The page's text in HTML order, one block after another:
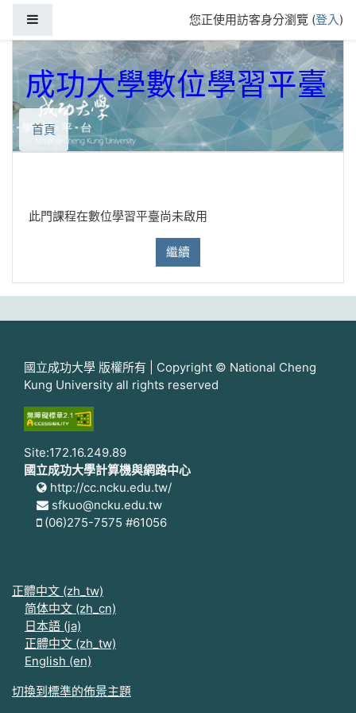
您正使用訪客身分瀏覽 (登入)
成功大學數位學習平臺
首頁
此門課程在數位學習平臺尚未啟用
繼續
國立成功大學 版權所有 | Copyright © National Cheng
Kung University all rights reserved
Site:172.16.249.89
國立成功大學計算機與網路中心
http://cc.ncku.edu.tw/
sfkuo@ncku.edu.tw
(06)275-7575 #61056
正體中文 ‎(zh_tw)‎
简体中文 ‎(zh_cn)‎
日本語 ‎(ja)‎
正體中文 ‎(zh_tw)‎
English ‎(en)‎
切換到標準的佈景主題